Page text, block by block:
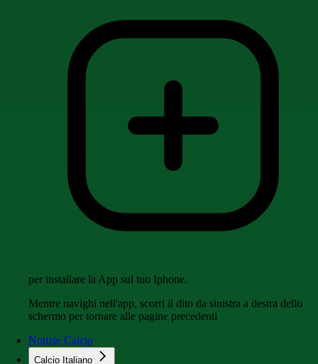
per installare la App sul tuo Iphone.
Mentre navighi nell'app, scorri il dito da sinistra a destra dello
schermo per tornare alle pagine precedenti
Notizie Calcio
Calcio Italiano